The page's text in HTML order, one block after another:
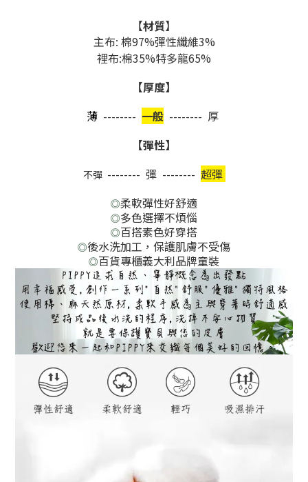
【材質】
主布: 棉97%彈性纖維3%
裡布:棉35%特多龍65%
【厚度】
薄 -------- 一般 -------- 厚
【彈性】
不彈 -------- 彈 -------- 超彈
◎柔軟彈性好舒適
◎多色選擇不煩惱
◎百搭素色好穿搭
◎後水洗加工，保護肌膚不受傷
◎百貨專櫃義大利品牌童裝